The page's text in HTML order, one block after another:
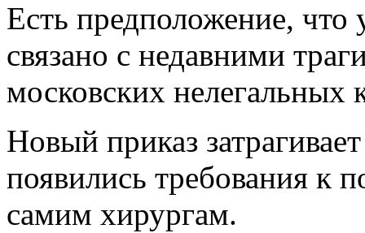
Есть предположение, что
связано с недавними
московских нелегальных
Новый приказ
появились требования
самим хирургам.